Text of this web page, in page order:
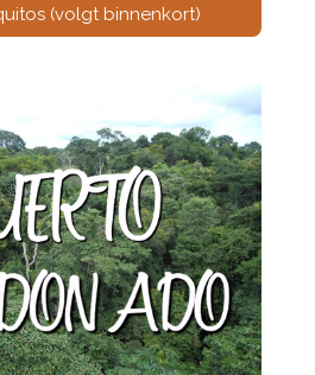
(volgt binnenkort)